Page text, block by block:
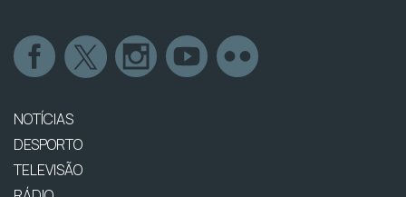
NOTÍCIAS
DESPORTO
TELEVISÃO